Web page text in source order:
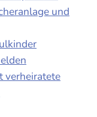
und
verheiratete